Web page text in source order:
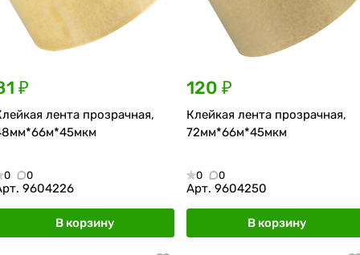
₽
лента прозрачная,
0 0
9604226
В корзину
120 ₽
Клейкая лента прозрачная,
72мм*66м*45мкм
0 0
Арт. 9604250
В корзину